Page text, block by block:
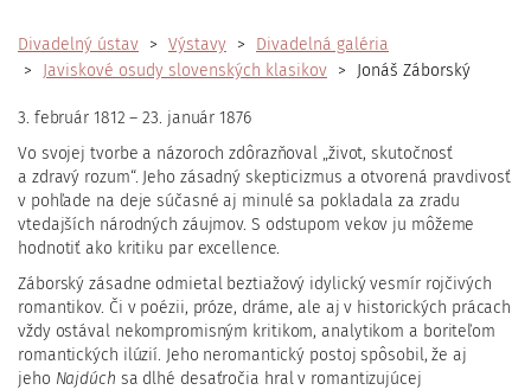
Divadelný ústav Výstavy
Divadelná galéria
Javiskové osudy slovenských klasikov
Jonáš Záborský
3. február 1812 – 23. január 1876
Vo svojej tvorbe a názoroch zdôrazňoval „život, skutočnosť
a zdravý rozum“. Jeho zásadný skepticizmus a otvorená pravdivosť
v pohľade na deje súčasné aj minulé sa pokladala za zradu
vtedajších národných záujmov. S odstupom vekov ju môžeme
hodnotiť ako kritiku par excellence.
Záborský zásadne odmietal beztiažový idylický vesmír rojčivých
romantikov. Či v poézii, próze, dráme, ale aj v historických prácach
vždy ostával nekompromisným kritikom, analytikom a boriteľom
romantických ilúzií. Jeho neromantický postoj spôsobil, že aj
jeho Najdúch sa dlhé desaťročia hral v romantizujúcej